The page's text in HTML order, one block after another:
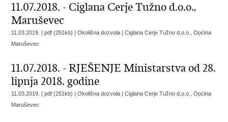
11.07.2018. - Ciglana Cerje Tužno d.o.o.,
Maruševec
11.03.2019. | pdf (251kb) | Okolišna dozvola |Ciglana Cerje Tužno d.o.o., Općina
Maruševec
11.07.2018. - RJEŠENJE Ministarstva od 28.
lipnja 2018. godine
11.03.2019. | pdf (251kb) | Okolišna dozvola |Ciglana Cerje Tužno d.o.o., Općina
Maruševec